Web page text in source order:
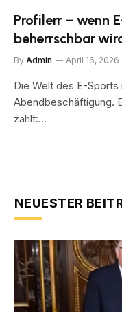
Profilerr – wenn
beherrschbar
By Admin April 16, 2026
Die Welt des E-Sports
Abendbeschäftigung.
zählt:…
NEUESTER